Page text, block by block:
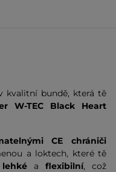
kvalitní bundě, která tě
W-TEC Black Heart
CE chrániči
a loktech, které tě
lehké a flexibilní, což